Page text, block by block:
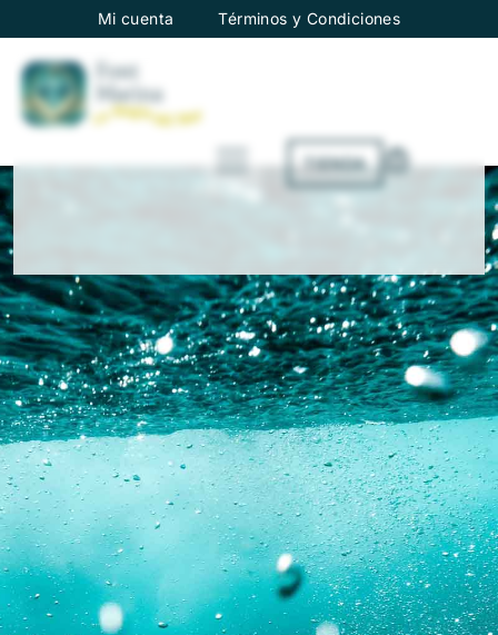
Mi cuenta Términos y Condiciones
TIENDA